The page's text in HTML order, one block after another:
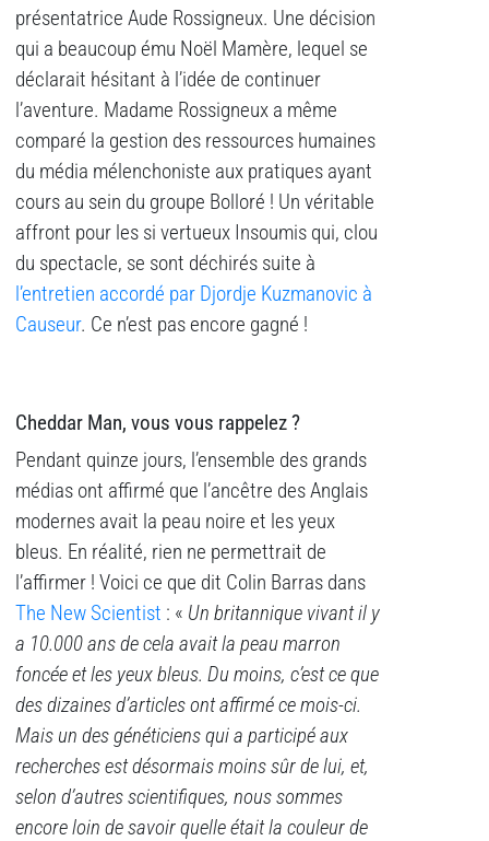
présentatrice Aude Rossigneux. Une décision
qui a beaucoup ému Noël Mamère, lequel se
déclarait hésitant à l’idée de continuer
l’aventure. Madame Rossigneux a même
comparé la gestion des ressources humaines
du média mélenchoniste aux pratiques ayant
cours au sein du groupe Bolloré ! Un véritable
affront pour les si vertueux Insoumis qui, clou
du spectacle, se sont déchirés suite à
l’entretien accordé par Djordje Kuzmanovic à
Causeur. Ce n’est pas encore gagné !
Cheddar Man, vous vous rappelez ?
Pendant quinze jours, l’ensemble des grands
médias ont affirmé que l’ancêtre des Anglais
modernes avait la peau noire et les yeux
bleus. En réalité, rien ne permettrait de
l’affirmer ! Voici ce que dit Colin Barras dans
The New Scientist : « Un britannique vivant il y
a 10.000 ans de cela avait la peau marron
foncée et les yeux bleus. Du moins, c’est ce que
des dizaines d’articles ont affirmé ce mois-ci.
Mais un des généticiens qui a participé aux
recherches est désormais moins sûr de lui, et,
selon d’autres scientifiques, nous sommes
encore loin de savoir quelle était la couleur de